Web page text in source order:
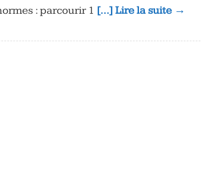
: parcourir 1 […] Lire la suite →